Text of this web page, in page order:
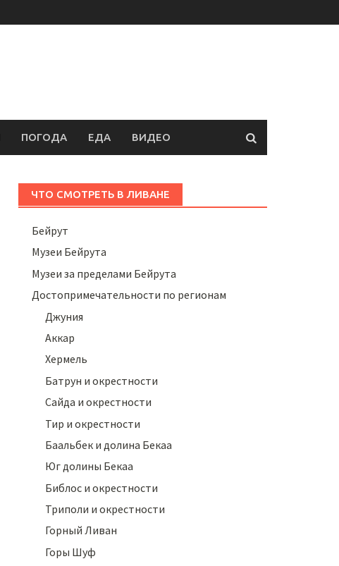
ПОГОДА ЕДА ВИДЕО
ЧТО СМОТРЕТЬ В ЛИВАНЕ
Бейрут
Музеи Бейрута
Музеи за пределами Бейрута
Достопримечательности по регионам
Джуния
Аккар
Хермель
Батрун и окрестности
Сайда и окрестности
Тир и окрестности
Баальбек и долина Бекаа
Юг долины Бекаа
Библос и окрестности
Триполи и окрестности
Горный Ливан
Горы Шуф